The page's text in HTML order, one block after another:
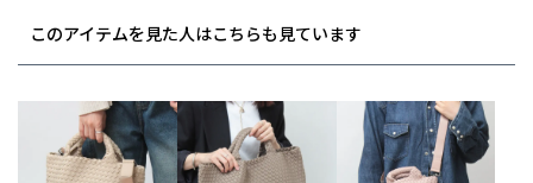
このアイテムを見た人はこちらも見ています